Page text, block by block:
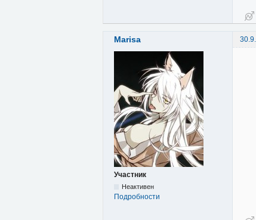
Marisa
Участник
Неактивен
Подробности